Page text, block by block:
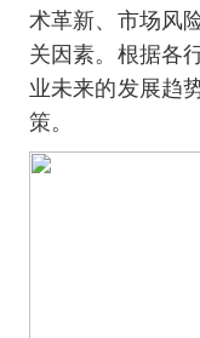
术革新、市场风
关因素。根据各
业未来的发展趋
策。